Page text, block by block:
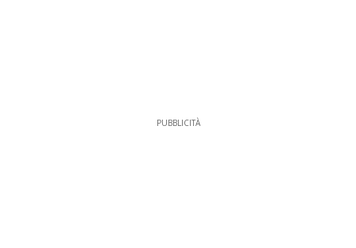
PUBBLICITÀ